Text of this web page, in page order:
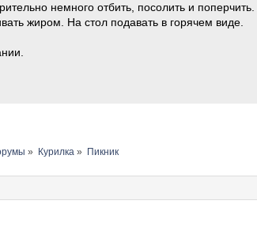
немного отбить, посолить и
жиром. На стол подавать в горячем виде.
» Курилка » Пикник